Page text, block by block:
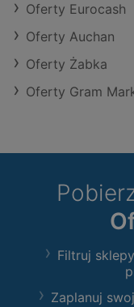
Oferty Eurocash
Oferty Auchan
Oferty Żabka
Oferty Gram
Filtruj
Zaplanuj